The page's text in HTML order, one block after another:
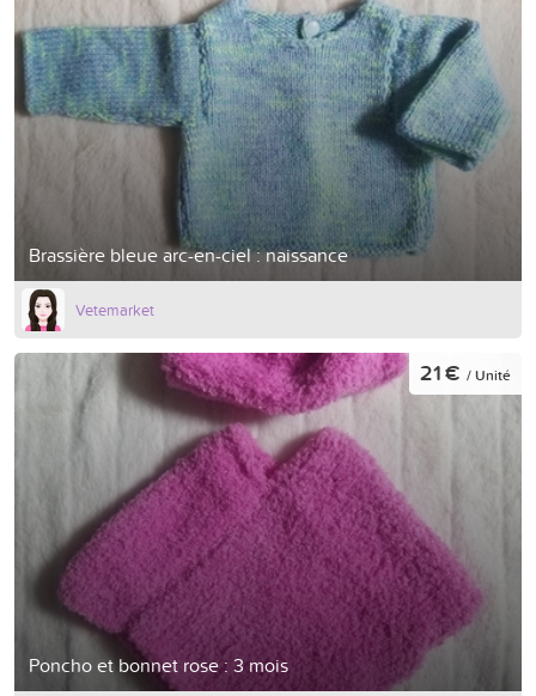
Brassière bleue arc-en-ciel : naissance
Vetemarket
Poncho et bonnet rose : 3 mois
21 € / Unité